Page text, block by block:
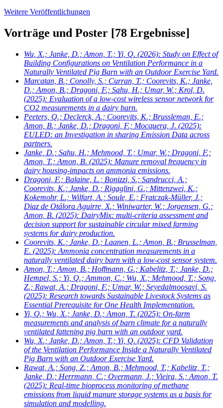
Weitere Veröffentlichungen
Vorträge und Poster [78 Ergebnisse]
Wu, X.; Janke, D.; Amon, T.; Yi, Q. (2026): Study on Effect of
Building Configurations on Ventilation Performance in a
Naturally Ventilated Pig Barn with an Outdoor Exercise Yard.
Marcatan, B.; Conolly, S.; Curran, T.; Coorevits, K.; Janke,
D.; Amon, B.; Dragoni, F.; Sahu, H.; Umar, W.; Krol, D.
(2025): Evaluation of a low-cost wireless sensor network for
CO2 measurements in a dairy barn.
Peeters, Q.; Declerck, A.; Coorevits, K.; Brussleman, E.;
Amon, B.; Janke, D.; Dragoni, F.; Mocquera, J. (2025):
EULED: an Investigation in sharing Emission Data across
partners.
Janke, D.; Sahu, H.; Mehmood, T.; Umar, W.; Dragoni, F.;
Amon, T.; Amon, B. (2025): Manure removal frequency in
dairy housing-impacts on ammonia emissions.
Dragoni, F.; Balaine, L.; Bonizzi, S.; Sandrucci, A.;
Coorevits, K.; Janke, D.; Rigaglini, G.; Mittenzwei, K.;
Kokemohr, L.; Wilfart, A.; Soule, E.; Fratczak-Müller, J.;
Diaz de Otálora Aguirre, X.; Winiwarter, W.; Jorgensen, G.;
Amon, B. (2025): DairyMix: multi-criteria assessment and
decision support for sustainable circular mixed farming
systems for dairy production.
Coorevits, K.; Janke, D.; Laanen, L.; Amon, B.; Brusselman,
E. (2025): Ammonia concentration measurements in a
naturally ventilated dairy barn with a low-cost sensor system.
Amon, T.; Amon, B.; Hoffmann, G.; Kabelitz, T.; Janke, D.;
Hempel, S.; Yi, Q.; Ammon, C.; Wu, X.; Mehmood, T.; Song,
Z.; Rawat, A.; Dragoni, F.; Umar, W.; Seyedalmoosavi, S.
(2025): Research towards Sustainable Livestock Systems as
Essential Prerequisite for One Health Implementation.
Yi, Q.; Wu, X.; Janke, D.; Amon, T. (2025): On-farm
measurements and analysis of barn climate for a naturally
ventilated fattening pig barn with an outdoor yard.
Wu, X.; Janke, D.; Amon, T.; Yi, Q. (2025): CFD Validation
of the Ventilation Performance Inside a Naturally Ventilated
Pig Barn with an Outdoor Exercise Yard.
Rawat, A.; Song, Z.; Amon, B.; Mehmood, T.; Kabelitz, T.;
Janke, D.; Herrmann, C.; Overmann, J.; Vieira, S.; Amon, T.
(2025): Real-time bioprocess monitoring of methane
emissions from liquid manure storage systems as a basis for
simulation and modelling.